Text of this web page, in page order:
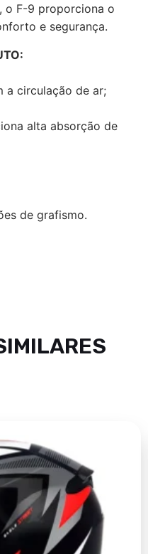
o F-9 proporciona o
e segurança.
a circulação de ar;
alta absorção de
de grafismo.